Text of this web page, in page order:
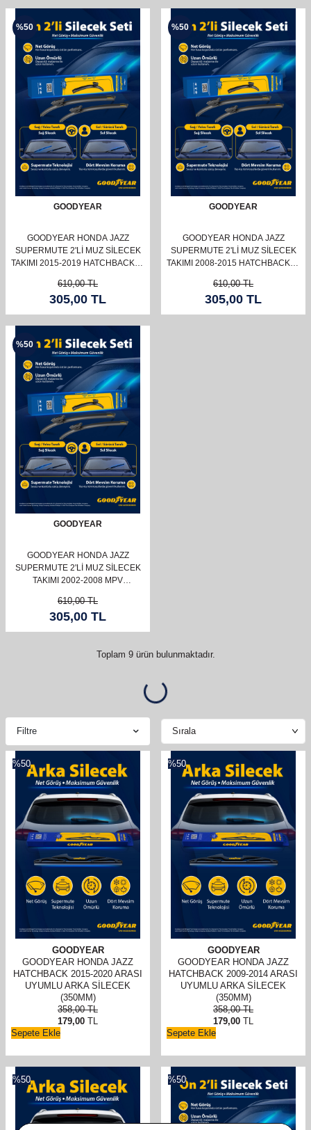
%50
GOODYEAR
GOODYEAR HONDA JAZZ
SUPERMUTE 2'LI MUZ SILECEK
TAKIMI 2015-2019 HATCHBACK (5
610,00TL
305,00 TL
%50
GOODYEAR
GOODYEAR HONDA JAZZ
SUPERMUTE 2'LI MUZ SILECEK
TAKIMI 2008-2015 HATCHBACK (5
610,00TL
305,00 TL
%50
GOODYEAR
GOODYEAR HONDA JAZZ
SUPERMUTE 2'LI MUZ SILECEK
TAKIMI 2002-2008 MPV
610,00TL
305,00 TL
Toplam 9ürün bulunmaktadır.
Filtre
%50
GOODYEAR
GOODYEAR HONDA JAZZ
HATCHBACK 2015-2020 ARASI
UYUMLU ARKA SILECEK
(350MM)
358,00TL
179,00 TL
Sepete Ekle
%50
GOODYEAR
GOODYEAR HONDA JAZZ
HATCHBACK 2009-2014 ARASI
UYUMLU ARKA SILECEK
(350MM)
358,00TL
179,00 TL
Sepete Ekle
%50 %50